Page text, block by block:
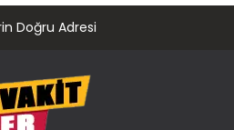
Doğru Adresi